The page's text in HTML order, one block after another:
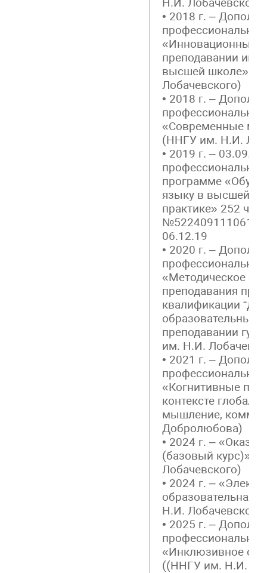
• 2018 г. –
«Инновационные
преподавании
высшей школе»
Лобачевского)
• 2018 г. –
«Современные
(ННГУ им. Н.И.
• 2019 г. –
программе
языку в высшей
практике» 252 ч.,
№522409111061,
06.12.19
• 2020 г. –
«Методическое
преподавания
квалификации
образовательные
преподавании
им. Н.И.
• 2021 г. –
«Когнитивные
контексте
мышление,
Добролюбова)
• 2024 г. –
(базовый курс)»
Лобачевского)
• 2024 г. –
образовательная
Н.И. Лобачевского)
• 2025 г. –
«Инклюзивное
((ННГУ им. Н.И.